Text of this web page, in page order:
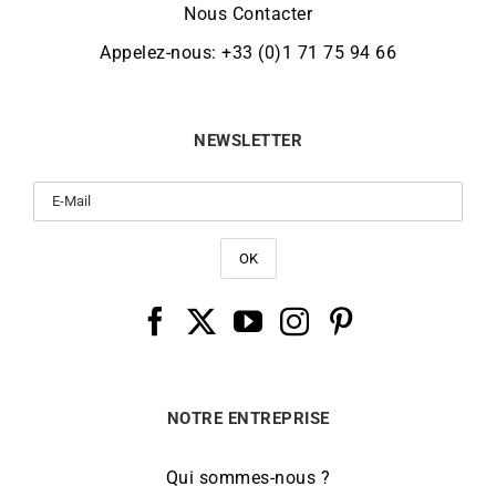
Nous Contacter
Appelez-nous: +33 (0)1 71 75 94 66
NEWSLETTER
NOTRE ENTREPRISE
Qui sommes-nous ?